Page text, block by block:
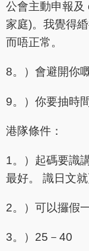
公會主動申報
家庭)。我覺得
而唔正常。
8。）會避開你
9。）你要抽時
港隊條件：
1。）起碼要識
最好。 識日文就
2。）可以攞假
3。）25－40